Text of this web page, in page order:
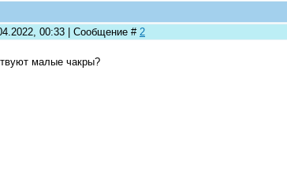
00:33 | Сообщение # 2
малые чакры?